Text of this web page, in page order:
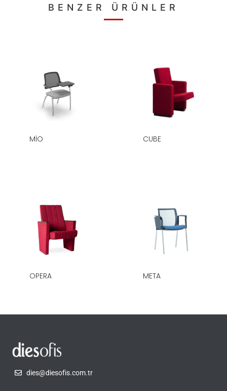
BENZER ÜRÜNLER
MIO CUBE
OPERA META
dies@diesofis.com.tr